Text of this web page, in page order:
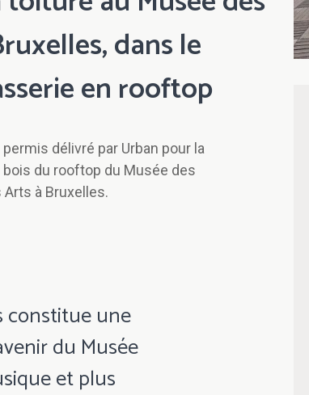
dans le
en rooftop
délivré par Urban pour la
du rooftop du Musée des
à Bruxelles.
constitue une
du Musée
et plus